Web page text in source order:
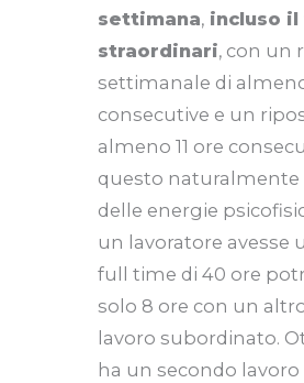
settimana, incluso
straordinari, con un
settimanale di
consecutive e un
almeno 11 ore
questo naturalmente
delle energie
un lavoratore avesse
full time di 40 ore
solo 8 ore con un
lavoro subordinato.
ha un secondo lavoro